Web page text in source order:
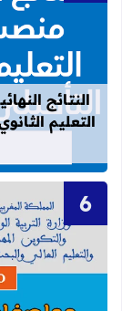
النتائج
التعليم